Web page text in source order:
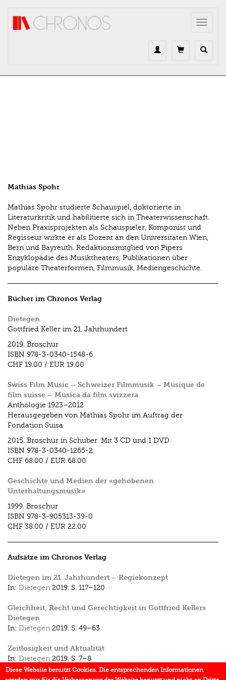
Toggle
Mathias Spohr
Mathias Spohr studierte Schauspiel, doktorierte in
Literaturkritik und habilitierte sich in Theaterwissenschaft.
Neben Praxisprojekten als Schauspieler, Komponist und
Regisseur wirkte er als Dozent an den Universitäten Wien,
Bern und Bayreuth. Redaktionsmitglied von Pipers
Enzyklopädie des Musiktheaters, Publikationen über
populäre Theaterformen, Film­musik, Medien­geschichte.
Bücher im Chronos Verlag
Dietegen
Gottfried Keller im 21. Jahrhundert
2019. Broschur
ISBN 978-3-0340-1548-6
CHF 19.00 / EUR 19.00
Swiss Film Music – Schweizer Filmmusik – Musique de
film suisse – Musica da film svizzera
Anthologie 1923–2012
Herausgegeben von Mathias Spohr im Auftrag der
Fondation Suisa
2015. Broschur in Schuber. Mit 3 CD und 1 DVD
ISBN 978-3-0340-1265-2
CHF 68.00 / EUR 68.00
Geschichte und Medien der «gehobenen
Unterhaltungsmusik»
1999. Broschur
ISBN 978-3-905313-39-0
CHF 38.00 / EUR 22.00
Aufsätze im Chronos Verlag
Dietegen im 21. Jahrhundert – Regiekonzept
In: Dietegen 2019. S. 117–120
Gleichheit, Recht und Gerechtig­keit in Gottfried Kellers
Dietegen
In: Dietegen 2019. S. 49–63
Zeitlosigkeit und Aktualität
In: Dietegen 2019. S. 7–8
Diese Website benutzt Cookies. Die entsprechenden Informationen